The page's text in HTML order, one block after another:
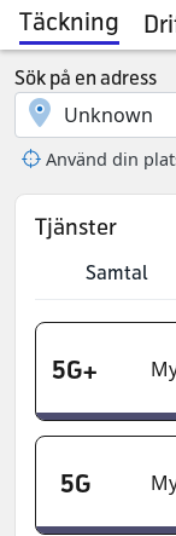
Täckning
Sök på en adress
Använd din
Tjänster
Samtal
5G+
5G